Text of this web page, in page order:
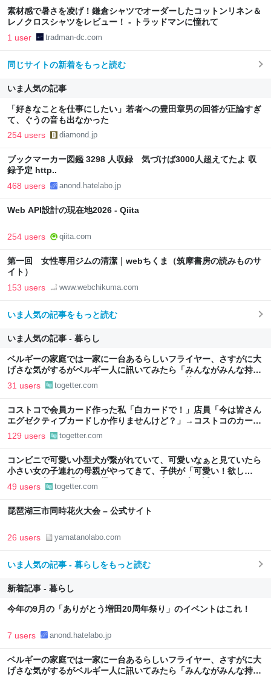
素材感で暑さを凌げ！鎌倉シャツでオーダーしたコットンリネン＆
レノクロスシャツをレビュー！ - トラッドマンに憧れて
1 user tradman-dc.com
同じサイトの新着をもっと読む
いま人気の記事
「好きなことを仕事にしたい」若者への豊田章男の回答が正論すぎ
て、ぐうの音も出なかった
254 users diamond.jp
ブックマーカー図鑑 3298 人収録 気づけば3000人超えてたよ 収
録予定 http..
468 users anond.hatelabo.jp
Web API設計の現在地2026 - Qiita
254 users qiita.com
第一回 女性専用ジムの清潔｜webちくま（筑摩書房の読みものサ
イト）
153 users www.webchikuma.com
いま人気の記事をもっと読む
いま人気の記事 - 暮らし
ベルギーの家庭では一家に一台あるらしいフライヤー、さすがに大
げさな気がするがベルギー人に訊いてみたら「みんながみんな持っ
てるわけやないで。うちにはあるけどな」とか答えるんだろうな
31 users togetter.com
コストコで会員カード作った私「白カードで！」店員「今は皆さん
エグゼクティブカードしか作りませんけど？」→コストコのカード
勧誘はやたら圧が強いが、本当にお得なの？
129 users togetter.com
コンビニで可愛い小型犬が繋がれていて、可愛いなぁと見ていたら
小さい女の子連れの母親がやってきて、子供が「可愛い！欲し
い！」と言うと「連れて帰ろうか？」と言って犬に近づいて行った
49 users togetter.com
琵琶湖三市同時花火大会 – 公式サイト
26 users yamatanolabo.com
いま人気の記事 - 暮らしをもっと読む
新着記事 - 暮らし
今年の9月の「ありがとう増田20周年祭り」のイベントはこれ！
7 users anond.hatelabo.jp
ベルギーの家庭では一家に一台あるらしいフライヤー、さすがに大
げさな気がするがベルギー人に訊いてみたら「みんながみんな持っ